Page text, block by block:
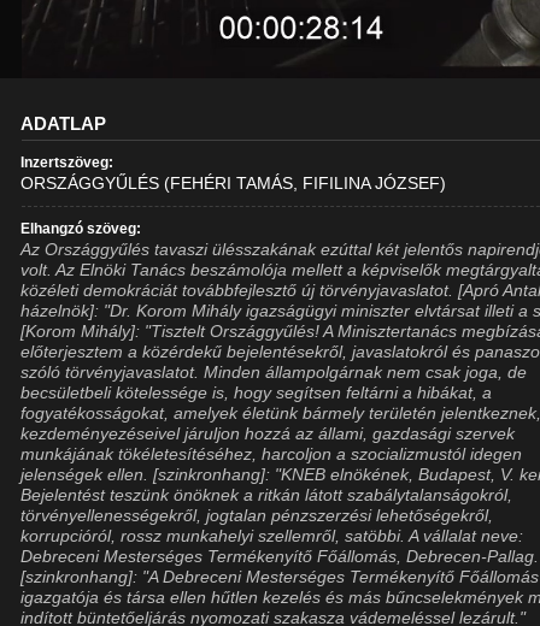
ADATLAP
Inzertszöveg:
ORSZÁGGYŰLÉS (FEHÉRI TAMÁS, FIFILINA JÓZSEF)
Elhangzó szöveg:
Az Országgyűlés tavaszi ülésszakának ezúttal két jelentős
volt. Az Elnöki Tanács beszámolója mellett a képviselők
közéleti demokráciát továbbfejlesztő új törvényjavaslatot. [Apró
házelnök]: "Dr. Korom Mihály igazságügyi miniszter elvtársat illeti a
[Korom Mihály]: "Tisztelt Országgyűlés! A Minisztertanács
előterjesztem a közérdekű bejelentésekről, javaslatokról és
szóló törvényjavaslatot. Minden állampolgárnak nem csak joga, de
becsületbeli kötelessége is, hogy segítsen feltárni a hibákat, a
fogyatékosságokat, amelyek életünk bármely területén
kezdeményezéseivel járuljon hozzá az állami, gazdasági szervek
munkájának tökéletesítéséhez, harcoljon a szocializmustól idegen
jelenségek ellen. [szinkronhang]: "KNEB elnökének, Budapest, V.
Bejelentést teszünk önöknek a ritkán látott szabálytalanságokról,
törvényellenességekről, jogtalan pénzszerzési lehetőségekről,
korrupcióról, rossz munkahelyi szellemről, satöbbi. A vállalat neve:
Debreceni Mesterséges Termékenyítő Főállomás, Debrecen-
[szinkronhang]: "A Debreceni Mesterséges Termékenyítő
igazgatója és társa ellen hűtlen kezelés és más bűncselekmények
indított büntetőeljárás nyomozati szakasza vádemeléssel lezárult."